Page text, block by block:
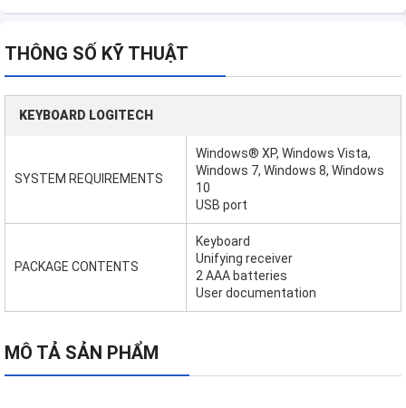
THÔNG SỐ KỸ THUẬT
KEYBOARD LOGITECH
SYSTEM REQUIREMENTS
Windows® XP, Windows Vista,
Windows 7, Windows 8, Windows
10
USB port
PACKAGE CONTENTS
Keyboard
Unifying receiver
2 AAA batteries
User documentation
MÔ TẢ SẢN PHẨM